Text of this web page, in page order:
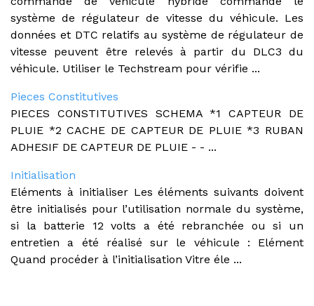
système de régulateur de vitesse du véhicule. Les
données et DTC relatifs au système de régulateur de
vitesse peuvent être relevés à partir du DLC3 du
véhicule. Utiliser le Techstream pour vérifie ...
Pieces Constitutives
PIECES CONSTITUTIVES SCHEMA *1 CAPTEUR DE
PLUIE *2 CACHE DE CAPTEUR DE PLUIE *3 RUBAN
ADHESIF DE CAPTEUR DE PLUIE - - ...
Initialisation
Eléments à initialiser Les éléments suivants doivent
être initialisés pour l’utilisation normale du système,
si la batterie 12 volts a été rebranchée ou si un
entretien a été réalisé sur le véhicule : Elément
Quand procéder à l’initialisation Vitre éle ...